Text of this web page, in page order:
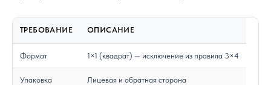
ТРЕБОВАНИЕ ОПИСАНИЕ
Формат 1×1 (квадрат) — исключение из правила 3×4
Упаковка Лицевая и обратная сторона